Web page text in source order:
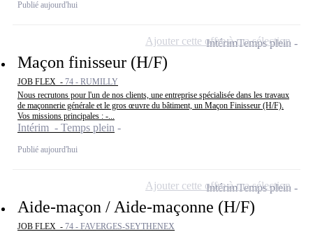
Publié aujourd'hui
Maçon finisseur (H/F)
JOB FLEX - 74 - RUMILLY
Nous recrutons pour l'un de nos clients, une entreprise spécialisée dans les travaux
de maçonnerie générale et le gros œuvre du bâtiment, un Maçon Finisseur (H/F).
Vos missions principales : -...
Intérim - Temps plein
Publié aujourd'hui
IntérimTemps plein
Ajouter cette offre à ma sélection
Aide-maçon / Aide-maçonne (H/F)
JOB FLEX - 74 - FAVERGES-SEYTHENEX
IntérimTemps plein
Ajouter cette offre à ma sélection